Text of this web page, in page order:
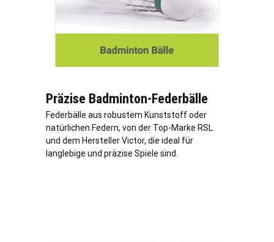
Präzise Badminton-Federbälle
Federbälle aus robustem Kunststoff oder
natürlichen Federn, von der Top-Marke RSL
und dem Hersteller Victor, die ideal für
langlebige und präzise Spiele sind.